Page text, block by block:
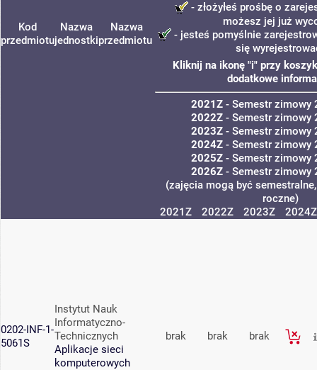
Kod
przedmiotu
Nazwa
jednostki
Nazwa
przedmiotu
- złożyłeś prośbę o
możesz jej już
- jesteś pomyślnie
się
Kliknij na ikonę "i" przy
dodatkowe
2021Z - Semestr
2022Z - Semestr
2023Z - Semestr
2024Z - Semestr
2025Z - Semestr
2026Z - Semestr
(zajęcia mogą być
roczne)
2021Z
2022Z 2023Z 2024Z
0202-INF-1-
5061S
Instytut Nauk
Informatyczno-
Technicznych
Aplikacje sieci
komputerowych
brak brak brak